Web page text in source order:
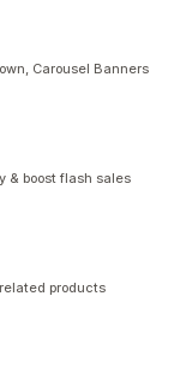
Carousel Banners
& boost flash sales
products